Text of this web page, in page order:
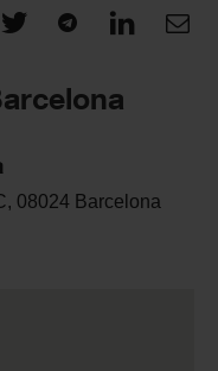
08024 Barcelona